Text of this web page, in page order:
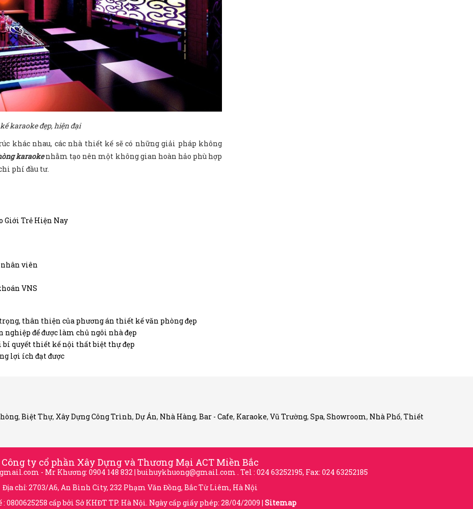
karaoke đẹp, hiện đại
khác nhau, các nhà thiết kế sẽ có những giải pháp không
karaokenhằm tạo nên một không gian hoàn hảo phù hợp
phí đầu tư.
Giới Trẻ Hiện Nay
viên
VNS
thân thiện của phương án thiết kế văn phòng đẹp
nghiệp để được làm chủ ngôi nhà đẹp
bí quyết thiết kế nội thất biệt thự đẹp
lợi ích đạt được
, Biệt Thự, Xây Dựng Công Trình, Dự Án, Nhà Hàng, Bar - Cafe, Karaoke, Vũ Trường, Spa, Showroom, Nhà Phố, Thiết
Công ty cổ phần Xây Dựng và Thương Mại ACT Miền Bắc
- Mr Khương: 0904 148 832 |buihuykhuong@gmail.com . Tel : 024 63252195, Fax: 024 63252185
Địa chỉ: 2703/A6, An Bình City, 232 Phạm Văn Đồng, Bắc Từ Liêm, Hà Nội
: 0800625258 cấp bởi Sở KHĐT TP. Hà Nội. Ngày cấp giấy phép: 28/04/2009 | Sitemap